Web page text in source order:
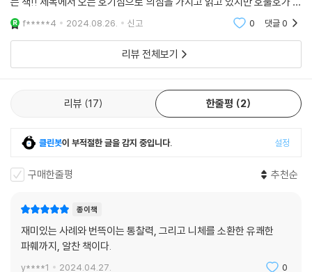
직 인간만 가진 인지능력에 의해 가능한 도덕적 추론은 사회적 상호작용의
근간이 되었다. 하지만 캐나다 원주민과 나치 치하의 유대인에게는 차별과
혐오, 감시와 처벌을 정당화한 수단으로 작용했다(4장). 말끔히 손질된 정
원에 대한 욕망은 어떠한가. 아름다운 잔디밭은 개인적, 국가적 부유함과
지만, 동시에 이 지구의 기후위기를 앞당겼고 지금도 앞당기고 있는 중이
다(6장). 현재 우리의 문명을 지탱하는 과학과 수학의 성과로 발견한 원자
는 결과적으로 최악의 전쟁 무기가 되고 말았다(7장).
│“술술 읽히면서도 머릿속에 여운을 남긴다.”_《사이언티픽 아메리칸》
“할 수만 있다면 그의 머릿속 세계를 거닐고 싶다.”_애덤 그랜트
《가디언》은 이 책에 대해 “인간의 지능이 한 종으로서 가질 수 있는 최고의
영광이 아닌, 실존적 불안과 갈수록 명백해지는 자멸의 원천은 아닌지 답
하고자 한다”라로 평했는데, 니체의 삶의 바로 그러했다. “심오한 생각이
과하면 말 그대로 두뇌가 망가질 수도 있다는 전형적인 예를 보여 주는, 겉
리는 책이라는 생각이 든다.
f*****4 2024.08.26. 신고 0 댓글0
리뷰 전체보기
리뷰 17 한줄평 2
클린봇이 부적절한 글을 감지 중입니다. 설정
구매한줄평 추천순
종이책
재미있는 사례와 번뜩이는 통찰력, 그리고 니체를 소환한 유쾌한
파훼까지, 알찬 책이다.
y****1 2024.04.27. 0